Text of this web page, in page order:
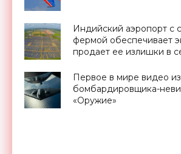
Индийский аэропорт с
фермой обеспечивает
продает ее излишки в
Первое в мире видео
бомбардировщика-
«Оружие»